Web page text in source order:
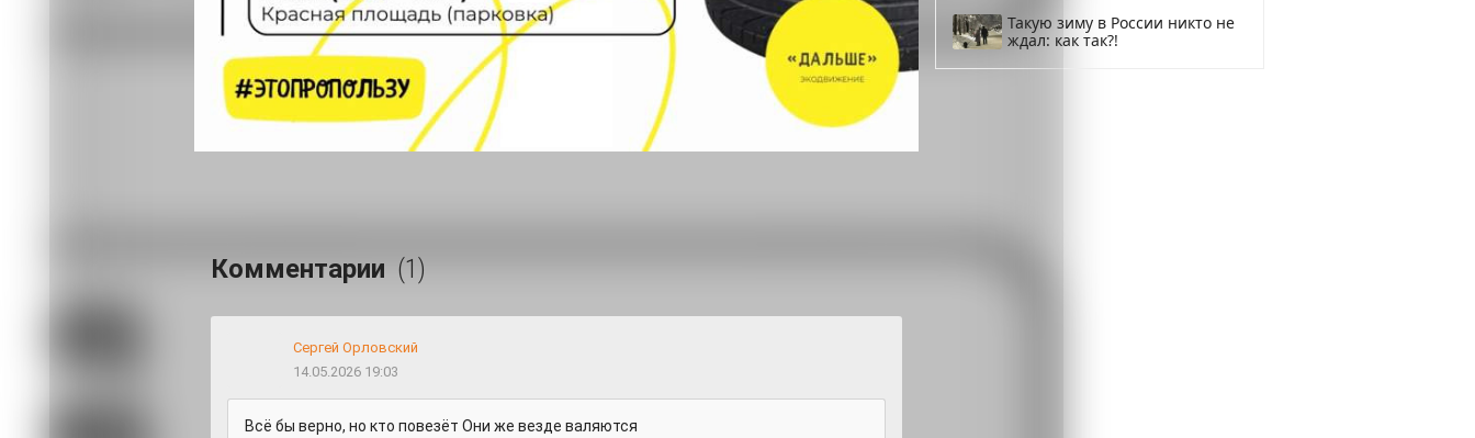
КомментироватьЧитать все комментарии(1)
Комментарии (1)
Сергей Орловский
14.05.2026 19:03
Всё бы верно, но кто повезёт Они же везде валяются
Такую зиму в России никто не
ждал: как так?!